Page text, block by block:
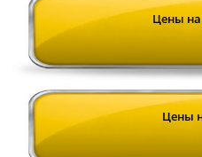
Цены
Цены